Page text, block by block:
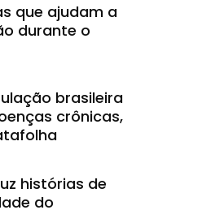
que ajudam a
durante o
brasileira
crônicas,
histórias de
do